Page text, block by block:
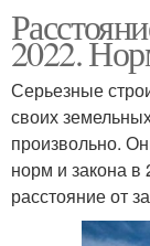
2022.
Серьезные
своих
произвольно.
норм и закона в
расстояние от